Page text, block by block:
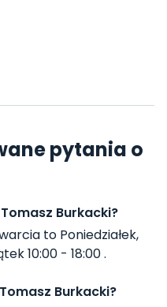
pytania o
Burkacki?
to Poniedziałek,
10:00 - 18:00 .
Burkacki?